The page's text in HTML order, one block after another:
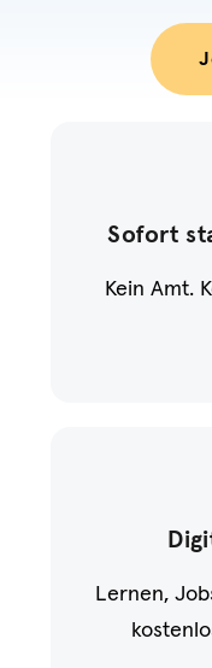
Sofort
Kein Amt.
Lernen,